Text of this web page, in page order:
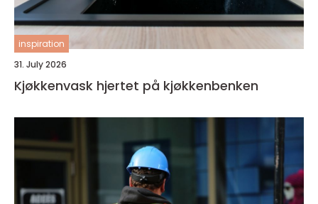
inspiration
31. July 2026
Kjøkkenvask hjertet på kjøkkenbenken